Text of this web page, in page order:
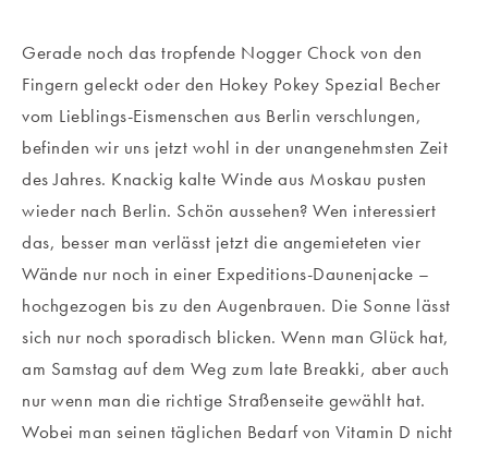
Gerade noch das tropfende Nogger Chock von den
Fingern geleckt oder den Hokey Pokey Spezial Becher
vom Lieblings-Eismenschen aus Berlin verschlungen,
befinden wir uns jetzt wohl in der unangenehmsten Zeit
des Jahres. Knackig kalte Winde aus Moskau pusten
wieder nach Berlin. Schön aussehen? Wen interessiert
das, besser man verlässt jetzt die angemieteten vier
Wände nur noch in einer Expeditions-Daunenjacke –
hochgezogen bis zu den Augenbrauen. Die Sonne lässt
sich nur noch sporadisch blicken. Wenn man Glück hat,
am Samstag auf dem Weg zum late Breakki, aber auch
nur wenn man die richtige Straßenseite gewählt hat.
Wobei man seinen täglichen Bedarf von Vitamin D nicht